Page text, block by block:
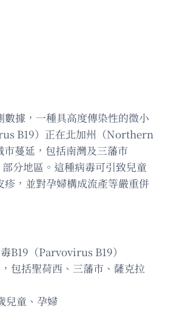
據，一種具高度傳染性的微小
B19）正在北加州（Northern
蔓延，包括南灣及三藩市
分地區。這種病毒可引致兒童
疹，並對孕婦構成流產等嚴重併
B19（Parvovirus B19）
包括聖荷西、三藩市、薩克拉
兒童、孕婦